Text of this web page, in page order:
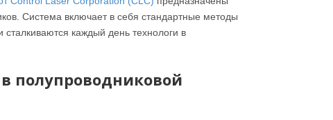
Система включает в себя стандартные методы
каждый день технологи в
полупроводниковой